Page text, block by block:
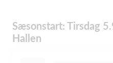
Sæsonstart: Tirsdag
Hallen